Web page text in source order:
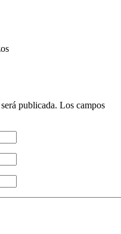
publicada. Los campos